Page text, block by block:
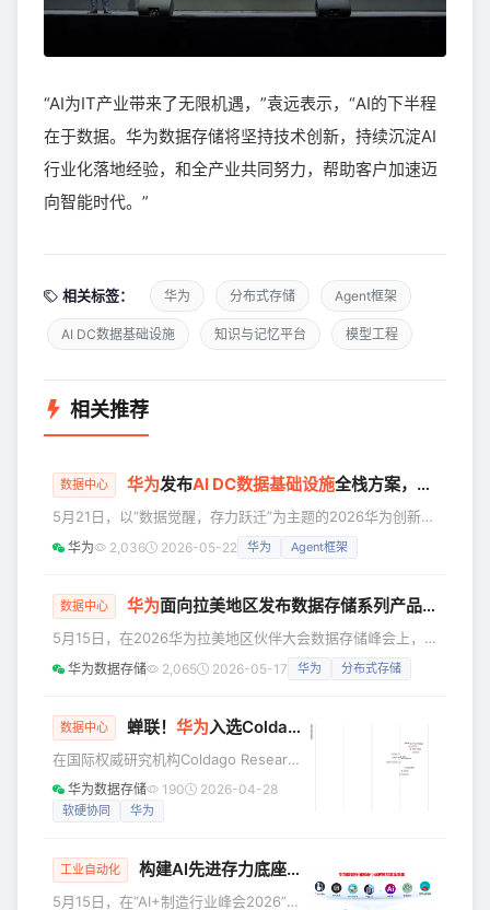
“AI为IT产业带来了无限机遇，”袁远表示，“AI的下半程
在于数据。华为数据存储将坚持技术创新，持续沉淀AI
行业化落地经验，和全产业共同努力，帮助客户加速迈
向智能时代。”
相关标签： 华为 分布式存储 Agent框架
AI DC数据基础设施 知识与记忆平台 模型工程
相关推荐
数据中心 华为发布AI DC数据基础设施全栈方案，加速行业智能化跃升
5月21日，以“数据觉醒，存力跃迁”为主题的2026华为创新数
据基础设施论坛在巴黎举行。华为公司副总裁、数据存储产品
线总裁袁远发表主题演讲，正式发布AI DC数据基础设施全栈
品线总裁袁远 当下，AI正深刻改变企业运营模式。Agent加
“数字员工”；同时，AI应用持续深化，企业Token消耗量
华为 2,036 2026-05-22 华为 Agent框架
数据中心 华为面向拉美地区发布数据存储系列产品重磅升级
5月15日，在2026华为拉美地区伙伴大会数据存储峰会上，
华为数据存储产品线副总裁肖德刚面向拉美地区发布数据存储
系列产品重磅升级，通过存储与AI双向赋能，构建以数据为中
落地，并守护每Bit数据安全。 华为数据存储产品线副总裁肖
德刚 AI应用逐渐从“辅助”走向“生产”，深入企业的运营与决
策。海量数据作为智能化基础，企业亟需率先破解数据存储与
管
华为数据存储 2,065 2026-05-17 华为 分布式存储
数据中心 蝉联！ 华为入选Coldago 2025对象存储领导者象限
在国际权威研究机构Coldago Research
公布的2025年全球对象存储报告
（Coldago Research Map 2025 for
商。同时，凭借OceanStor Pacific分布
华为数据存储 190 2026-04-28
软硬协同 华为
工业自动化 构建AI先进存力底座，助力制造行业智能化跃迁
5月15日，在“AI+制造行业峰会2026”半